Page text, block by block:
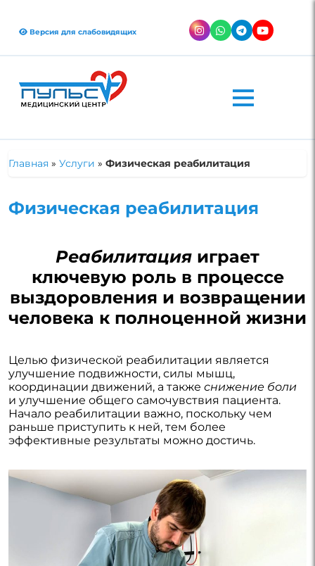
Версия для слабовидящих
Главная » Услуги » Физическая реабилитация
Физическая реабилитация
Реабилитация играет
ключевую роль в процессе
выздоровления и возвращении
человека к полноценной жизни
Целью физической реабилитации является
улучшение подвижности, силы мышц,
координации движений, а также снижение боли
и улучшение общего самочувствия пациента.
Начало реабилитации важно, поскольку чем
раньше приступить к ней, тем более
эффективные результаты можно достичь.